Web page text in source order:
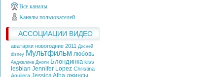
Все каналы
Каналы пользователей
АССОЦИАЦИИ ВИДЕО
аватарки новогодние 2011 Дисней
disney Мультфильм любовь
Анджелина Джоли Блондинка kiss
lesbian Jennifer Lopez Christina
Aguilera Jessica Alba джинсы